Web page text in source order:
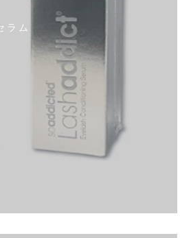
ラム